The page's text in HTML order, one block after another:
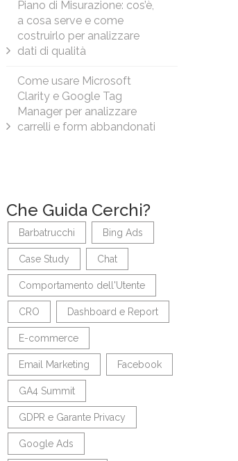
Piano di Misurazione: cos’è,
a cosa serve e come
costruirlo per analizzare
dati di qualità
Come usare Microsoft
Clarity e Google Tag
Manager per analizzare
carrelli e form abbandonati
Che Guida Cerchi?
Barbatrucchi Bing Ads
Case Study Chat
Comportamento dell'Utente
CRO Dashboard e Report
E-commerce
Email Marketing Facebook
GA4 Summit
GDPR e Garante Privacy
Google Ads